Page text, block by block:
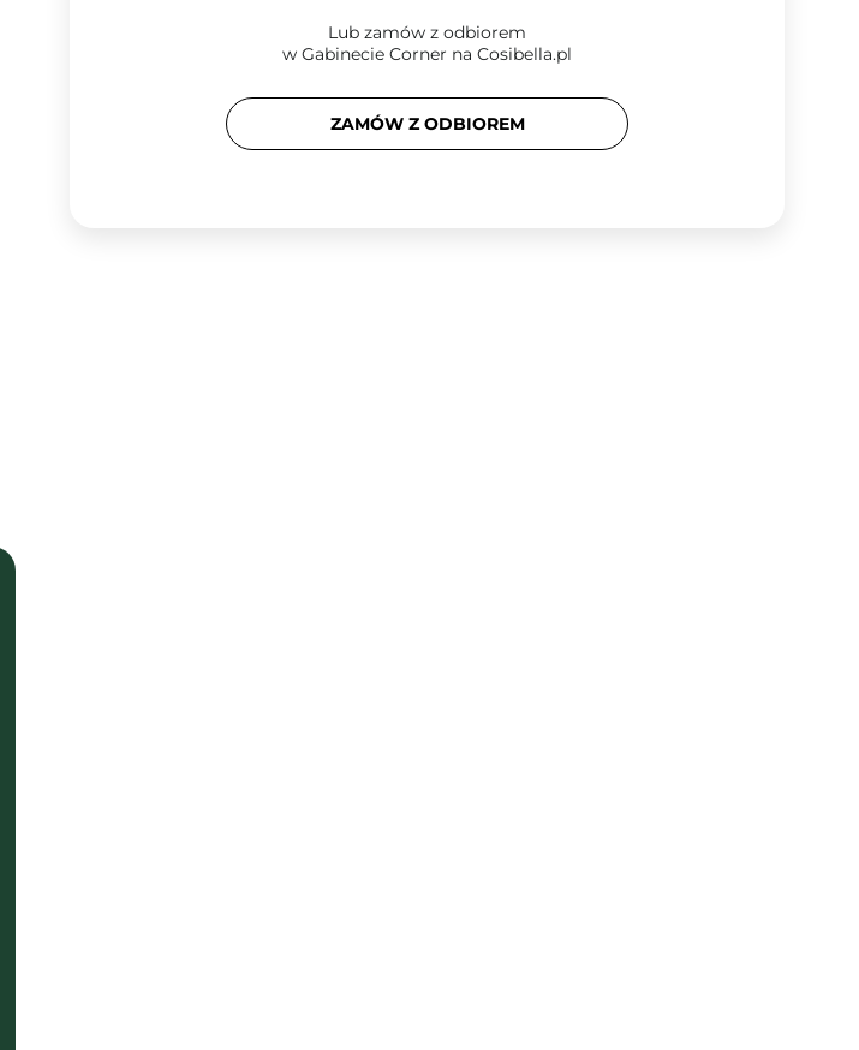
Lub zamów z odbiorem
w Gabinecie Corner na Cosibella.pl
ZAMÓW Z ODBIOREM